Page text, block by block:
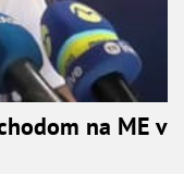
na ME v